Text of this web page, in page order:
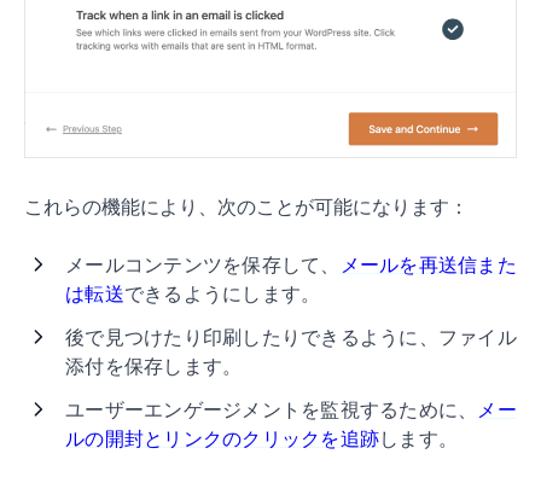
これらの機能により、次のことが可能になります：
メールコンテンツを保存して、
メールを再送信また
は転送できるようにします。
後で見つけたり印刷したりできるように、ファイル
添付を保存します。
ユーザーエンゲージメントを監視するために、 メー
ルの開封とリンクのクリックを追跡します。